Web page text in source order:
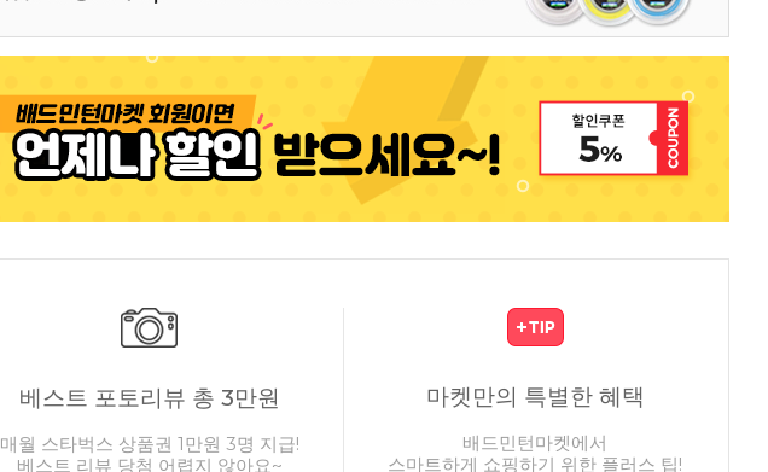
베스트 포토리뷰 총 3만원
매월 스타벅스 상품권 1만원 3명 지급!
베스트 리뷰 당첨 어렵지 않아요~
마켓만의 특별한 혜택
배드민턴마켓에서
스마트하게 쇼핑하기 위한 플러스 팁!